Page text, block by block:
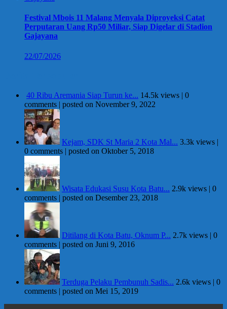
Festival Mbois 11 Malang Menyala Diproyeksi Catat
Perputaran Uang Rp50 Miliar, Siap Digelar di Stadion
Gajayana
22/07/2026
40 Ribu Aremania Siap Turun ke... 14.5k views | 0
comments | posted on November 9, 2022
Kejam, SDK St Maria 2 Kota Mal... 3.3k views |
0 comments | posted on Oktober 5, 2018
Wisata Edukasi Susu Kota Batu... 2.9k views | 0
comments | posted on Desember 23, 2018
Ditilang di Kota Batu, Oknum P... 2.7k views | 0
comments | posted on Juni 9, 2016
Terduga Pelaku Pembunuh Sadis... 2.6k views | 0
comments | posted on Mei 15, 2019